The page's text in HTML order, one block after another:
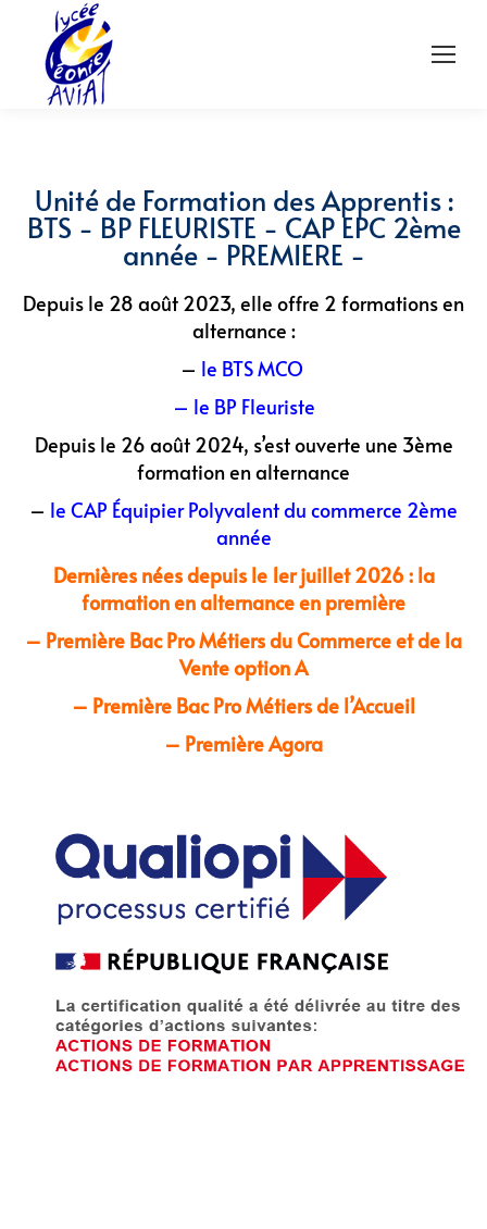
Unité de Formation des Apprentis :
BTS - BP FLEURISTE - CAP EPC 2ème
année - PREMIERE -
Depuis le 28 août 2023, elle offre 2 formations en
alternance :
– le BTS MCO
– le BP Fleuriste
Depuis le 26 août 2024, s’est ouverte une 3ème
formation en alternance
– le CAP Équipier Polyvalent du commerce 2ème
année
Dernières nées depuis le 1er juillet 2026 : la
formation en alternance en première
– Première Bac Pro Métiers du Commerce et de la
Vente option A
– Première Bac Pro Métiers de l’Accueil
– Première Agora